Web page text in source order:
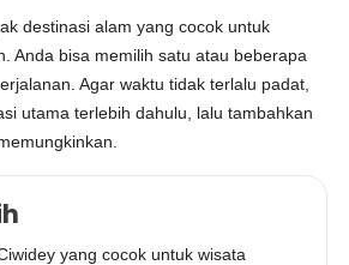
destinasi alam yang cocok untuk
Anda bisa memilih satu atau beberapa
Agar waktu tidak terlalu padat,
utama terlebih dahulu, lalu tambahkan
yang cocok untuk wisata